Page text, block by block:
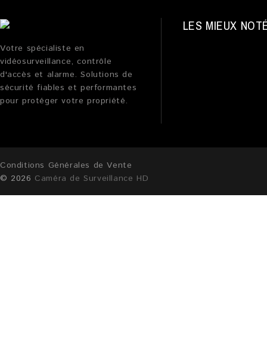
Votre spécialiste en
vidéosurveillance, contrôle
d'accès et alarme. Solutions de
sécurité fiables et performantes
pour protéger votre propriété.
LES MIEUX
Conditions Générales de Vente
© 2026 Caméra de Surveillance HD